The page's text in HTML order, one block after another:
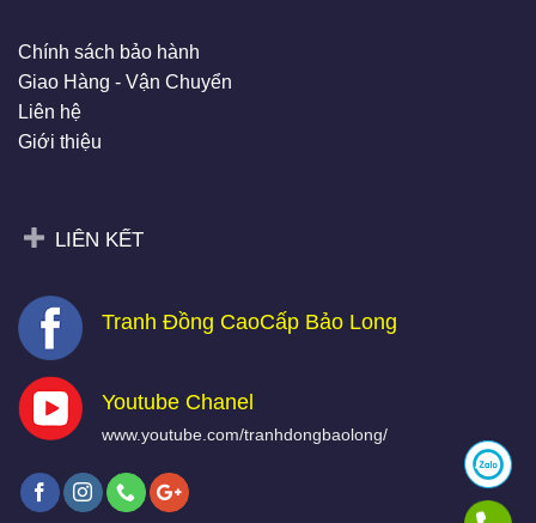
Chính sách bảo hành
Giao Hàng - Vận Chuyển
Liên hệ
Giới thiệu
LIÊN KẾT
Tranh Đồng CaoCấp Bảo Long
Youtube Chanel
www.youtube.com/tranhdongbaolong/